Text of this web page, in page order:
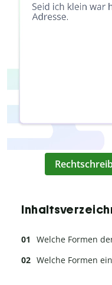
Welche Formen
Welche Formen